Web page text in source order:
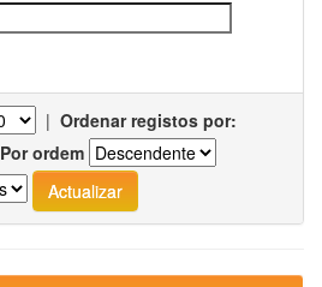
| Ordenar registos por:
Por ordem